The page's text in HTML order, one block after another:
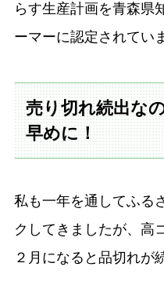
らす生産計画を青森県
ーマーに認定されてい
売り切れ続出な
早めに！
私も一年を通してふる
クしてきましたが、高
２月になると品切れが